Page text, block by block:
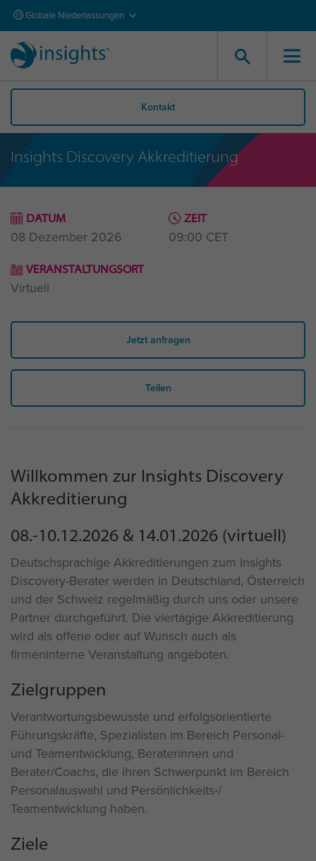
Globale Niederlassungen
Kontakt
Insights Discovery Akkreditierung
DATUM
08 Dezember 2026
ZEIT
09:00 CET
VERANSTALTUNGSORT
Virtuell
Jetzt anfragen
Teilen
Willkommen zur Insights Discovery
Akkreditierung
08.-10.12.2026 & 14.01.2026 (virtuell)
Deutschsprachige Akkreditierungen zum Insights
Discovery-Berater werden in Deutschland, Österreich
und der Schweiz regelmäßig durch uns oder unsere
Partner durchgeführt. Die viertägige Akkreditierung
wird als offene oder auf Wunsch auch als
firmeninterne Veranstaltung angeboten.
Zielgruppen
Verantwortungsbewusste und erfolgsorientierte
Führungskräfte, Spezialisten im Bereich Personal-
und Teamentwicklung, Beraterinnen und
Berater/Coachs, die ihren Schwerpunkt im Bereich
Personalauswahl und Persönlichkeits-/
Teamentwicklung haben.
Ziele